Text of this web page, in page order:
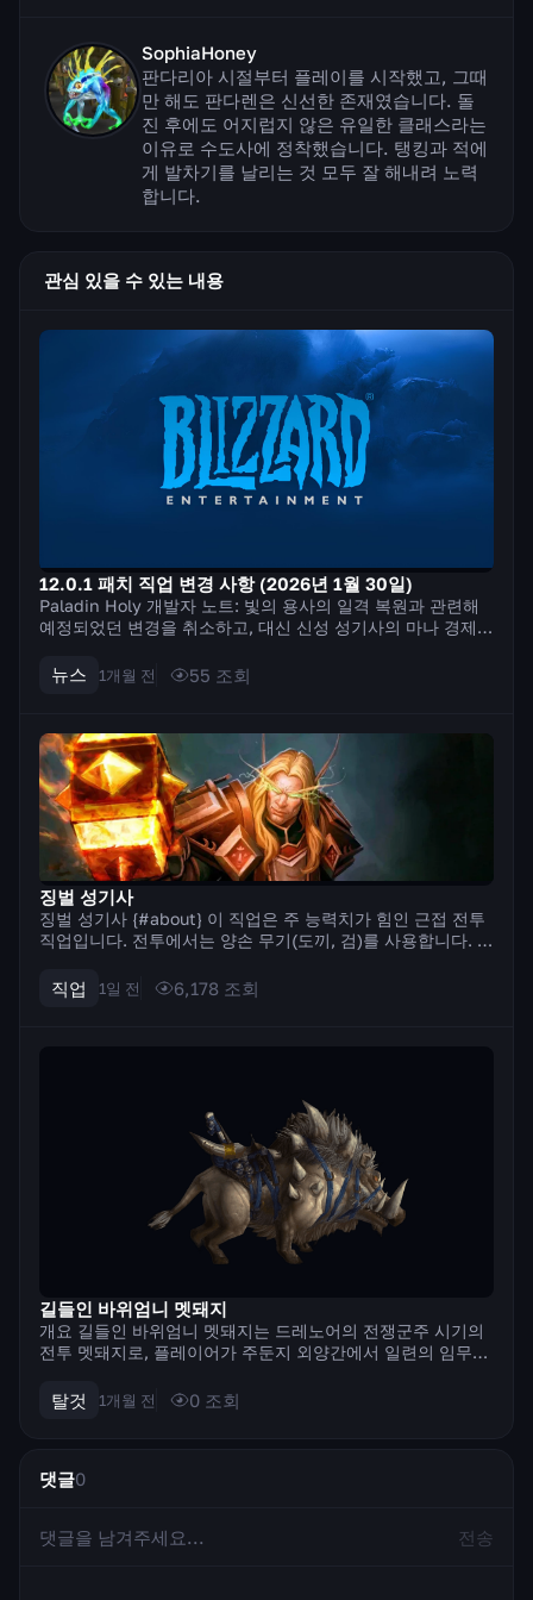
SophiaHoney
판다리아 시절부터 플레이를 시작했고, 그때
만 해도 판다렌은 신선한 존재였습니다. 돌
진 후에도 어지럽지 않은 유일한 클래스라는
이유로 수도사에 정착했습니다. 탱킹과 적에
게 발차기를 날리는 것 모두 잘 해내려 노력
합니다.
관심 있을 수 있는 내용
12.0.1 패치 직업 변경 사항 (2026년 1월 30일)
Paladin Holy 개발자 노트: 빛의 용사의 일격 복원과 관련해
예정되었던 변경을 취소하고, 대신 신성 성기사의 마나 경제와
제약을 완화하고 추가 주문 사용을 장려하여 비슷한 결과를 얻
는 것입니다. 즉,...
뉴스 1개월 전 55 조회
징벌 성기사
징벌 성기사 {#about} 이 직업은 주 능력치가 힘인 근접 전투
직업입니다. 전투에서는 양손 무기(도끼, 검)를 사용합니다. 이
커니즘입니다. 일부 기술은 신성한 힘을 축적하고, 다른 기술
은 이를 소비하여 ...
직업 1일 전 6,178 조회
길들인 바위엄니 멧돼지
개요 길들인 바위엄니 멧돼지는 드레노어의 전쟁군주 시기의
전투 멧돼지로, 플레이어가 주둔지 외양간에서 일련의 임무를
술을 사용하고 캐릭터 17레벨부터 사용할 수 있습니다. 2026
년 미드나이트 시점에도 이 ...
탈것 1개월 전 0 조회
댓글0
전송